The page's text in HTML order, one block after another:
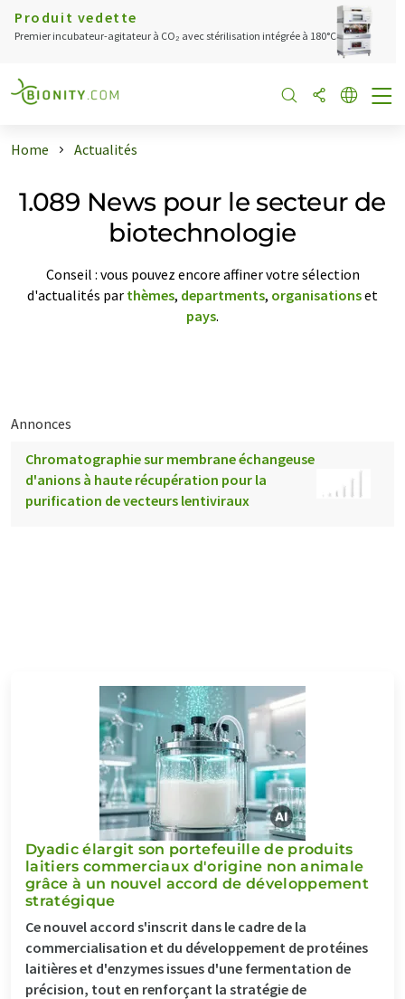
Produit vedette
Premier incubateur-agitateur à CO₂ avec stérilisation intégrée à 180°C
Home Actualités
1.089 News pour le secteur de
biotechnologie
Conseil : vous pouvez encore affiner votre sélection
d'actualités par thèmes, departments, organisationset
pays.
Annonces
Chromatographie sur membrane échangeuse
d'anions à haute récupération pour la
purification de vecteurs lentiviraux
Dyadic élargit son portefeuille de produits
laitiers commerciaux d'origine non animale
grâce à un nouvel accord de développement
stratégique
Ce nouvel accord s'inscrit dans le cadre de la
commercialisation et du développement de protéines
laitières et d'enzymes issues d'une fermentation de
précision, tout en renforçant la stratégie de